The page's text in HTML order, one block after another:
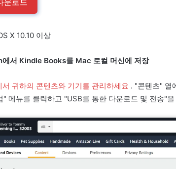
X 10.10 이상
서 Kindle Books를 Mac 로컬 머신에 저장
귀하의 콘텐츠와 기기를 관리하세요 . "콘텐츠" 열
" 메뉴를 클릭하고 "USB를 통한 다운로드 및 전송"